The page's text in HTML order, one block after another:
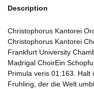
Description
Christophorus Kantorei
Christophorus Kantorei
Frankfurt University
Madrigal ChoirEin
Primula veris 01:163. Halt
Fruhling, der die Welt